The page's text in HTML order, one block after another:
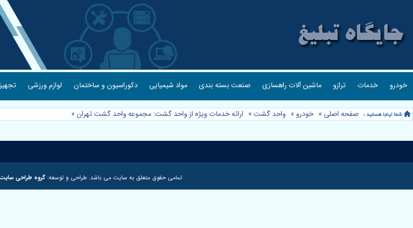
خودرو خدمات ترازو ماشین آلات راهسازی صنعت بسته بندی مواد شیمیایی دکوراسیون و ساختمان لوازم ورزشی
صفحه اصلی » خودرو » واحد گشت» ارائه خدمات ویژه از واحد گشت: مجموعه واحد گشت تهران »
تمامی حقوق متعلق به سایت می باشد. طراحی و توسعه: گروه طراحی سایت